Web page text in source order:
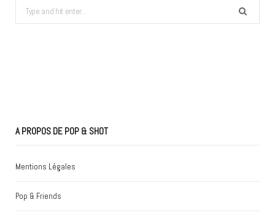
Search
for:
A PROPOS DE POP & SHOT
Mentions Légales
Pop & Friends